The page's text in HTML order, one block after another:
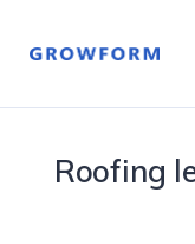
Roofing